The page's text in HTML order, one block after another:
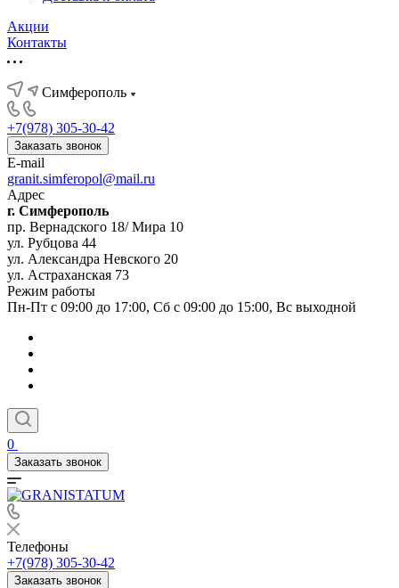
Акции
Контакты
Симферополь
+7(978) 305-30-42
Заказать звонок
E-mail
granit.simferopol@mail.ru
Адрес
г. Симферополь
пр. Вернадского 18/ Мира 10
ул. Рубцова 44
ул. Александра Невского 20
ул. Астраханская 73
Режим работы
Пн-Пт с 09:00 до 17:00, Сб с 09:00 до 15:00, Вс выходной
0
Заказать звонок
Телефоны
+7(978) 305-30-42
Заказать звонок